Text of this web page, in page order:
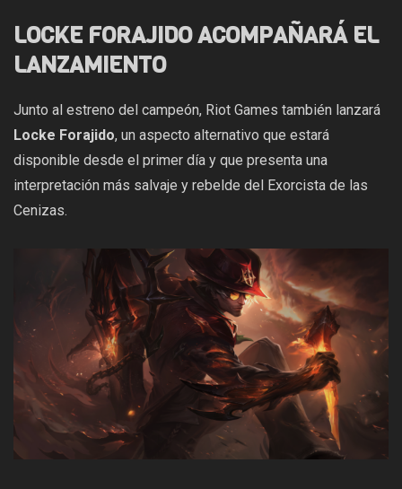
LOCKE FORAJIDO ACOMPAÑARÁ EL
LANZAMIENTO
Junto al estreno del campeón, Riot Games también lanzará
Locke Forajido, un aspecto alternativo que estará
disponible desde el primer día y que presenta una
interpretación más salvaje y rebelde del Exorcista de las
Cenizas.